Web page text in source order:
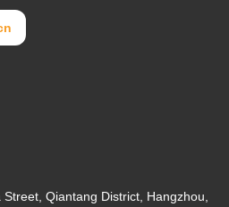
Qiantang District, Hangzhou,